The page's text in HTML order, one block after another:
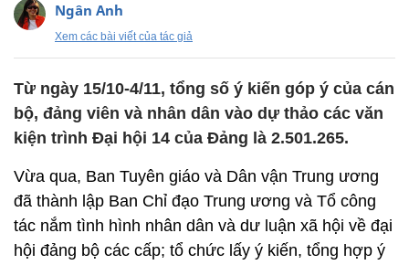
Ngân Anh
Xem các bài viết của tác giả
Từ ngày 15/10-4/11, tổng số ý kiến góp ý của cán
bộ, đảng viên và nhân dân vào dự thảo các văn
kiện trình Đại hội 14 của Đảng là 2.501.265.
Vừa qua, Ban Tuyên giáo và Dân vận Trung ương
đã thành lập Ban Chỉ đạo Trung ương và Tổ công
tác nắm tình hình nhân dân và dư luận xã hội về đại
hội đảng bộ các cấp; tổ chức lấy ý kiến, tổng hợp ý